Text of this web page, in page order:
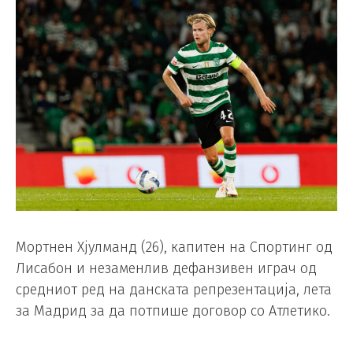
Мортнен Хјулманд (26), капитен на Спортинг од
Лисабон и незаменлив дефанзивен играч од
средниот ред на данската репрезентација, лета
за Мадрид за да потпише договор со Атлетико.